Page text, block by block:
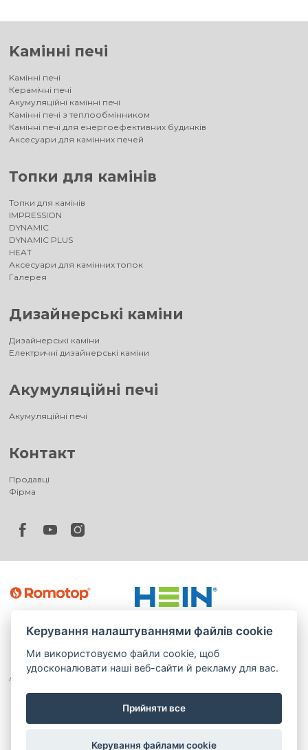
Kамінні печі
Kамінні печі
Керамічні печі
Акумуляційні камінні печі
Камінні печі з теплообмінником
Камінні печі для енергоефективних будинків
Аксесуари для камінних печей
Топки для камінів
Топки для камінів
IMPRESSION
DYNAMIC
DYNAMIC PLUS
HEAT
Аксесуари для камінних топок
Галерея
Дизайнерські каміни
Дизайнерські каміни
Електричні дизайнерські каміни
Акумуляційні печі
Акумуляційні печі
Контакт
Продавці
Фірма
Керування налаштуваннями файлів cookie
Ми використовуємо файли cookie, щоб
удосконалювати наші веб-сайти й рекламу для вас.
Прийняти все
Керування файлами cookie